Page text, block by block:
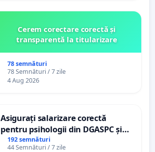
Cerem corectare corectă și
transparentă la titularizare
78 semnături
78 Semnături / 7 zile
4 Aug 2026
Asigurați salarizare corectă
pentru psihologii din DGASPC și
spitale
192 semnături
44 Semnături / 7 zile